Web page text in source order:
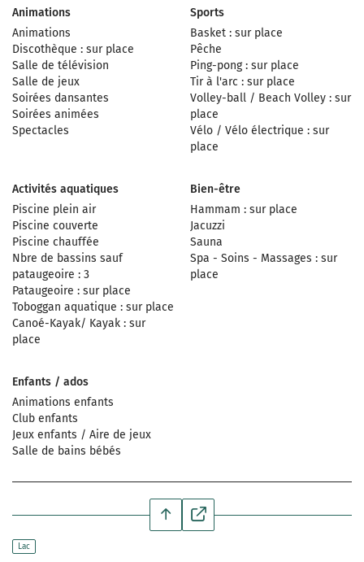
Animations
Animations
Discothèque : sur place
Salle de télévision
Salle de jeux
Soirées dansantes
Soirées animées
Spectacles
Sports
Basket : sur place
Pêche
Ping-pong : sur place
Tir à l'arc : sur place
Volley-ball / Beach Volley : sur
place
Vélo / Vélo électrique : sur
place
Activités aquatiques
Piscine plein air
Piscine couverte
Piscine chauffée
Nbre de bassins sauf
pataugeoire : 3
Pataugeoire : sur place
Toboggan aquatique : sur place
Canoé-Kayak/ Kayak : sur
place
Bien-être
Hammam : sur place
Jacuzzi
Sauna
Spa - Soins - Massages : sur
place
Enfants / ados
Animations enfants
Club enfants
Jeux enfants / Aire de jeux
Salle de bains bébés
Lac